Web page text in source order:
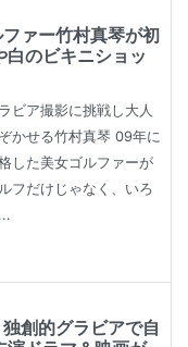
ァー竹村真琴が初
白のビキニショッ
ビア撮影に挑戦し大人
かせる竹村真琴 09年に
した美女ゴルファーが
フだけじゃなく、いろ
創的グラビアで自